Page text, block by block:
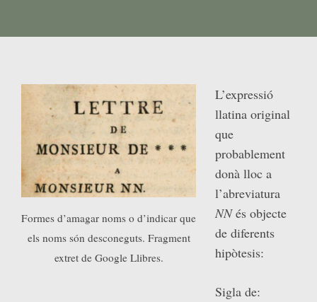
Formes d’amagar noms o d’indicar que
els noms són desconeguts. Fragment
extret de Google Llibres.
L’expressió
llatina original
que
probablement
donà lloc a
l’abreviatura
NNés objecte
de diferents
hipòtesis:
Sigla de: